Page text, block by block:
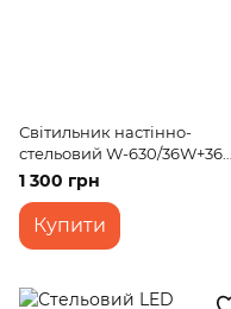
Світильник настінно-
стельовий W-630/36W+36W
WW+NW+CW
1 300 грн
Купити